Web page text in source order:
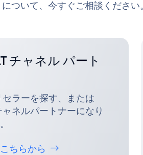
ついて、今すぐご相談ください
チャネル パート
セラーを探す、または
ャネルパートナーになり
ちらから